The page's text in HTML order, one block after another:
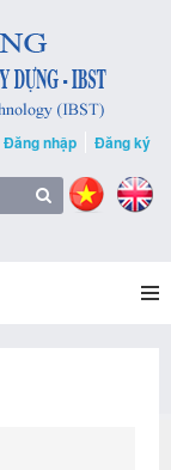
Đăng nhập Đăng ký